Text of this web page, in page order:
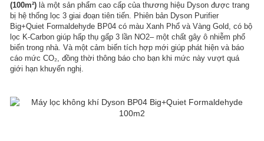
(100m²) là một sản phẩm cao cấp của thương hiệu Dyson được trang
bị hệ thống lọc 3 giai đoạn tiên tiến. Phiên bản Dyson Purifier
Big+Quiet Formaldehyde BP04 có màu Xanh Phổ và Vàng Gold, có bộ
lọc K-Carbon giúp hấp thụ gấp 3 lần NO2– một chất gây ô nhiễm phổ
biến trong nhà. Và một cảm biến tích hợp mới giúp phát hiện và báo
cáo mức CO₂, đồng thời thông báo cho bạn khi mức này vượt quá
giới hạn khuyến nghị.